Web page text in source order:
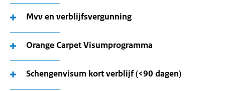
Mvv en verblijfsvergunning
Orange Carpet Visumprogramma
Schengenvisum kort verblijf (<90 dagen)